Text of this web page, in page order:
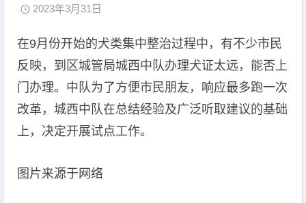
2023年3月31日
在9月份开始的犬类集中整治过程中，有不少市民
反映，到区城管局城西中队办理犬证太远，能否上
门办理。中队为了方便市民朋友，响应最多跑一次
改革，城西中队在总结经验及广泛听取建议的基础
上，决定开展试点工作。
图片来源于网络